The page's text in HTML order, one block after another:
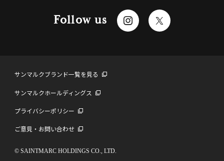
Follow us
サンマルクブランド一覧を見る
サンマルクホールディングス
プライバシーポリシー
ご意見・お問い合わせ
© SAINTMARC HOLDINGS CO., LTD.